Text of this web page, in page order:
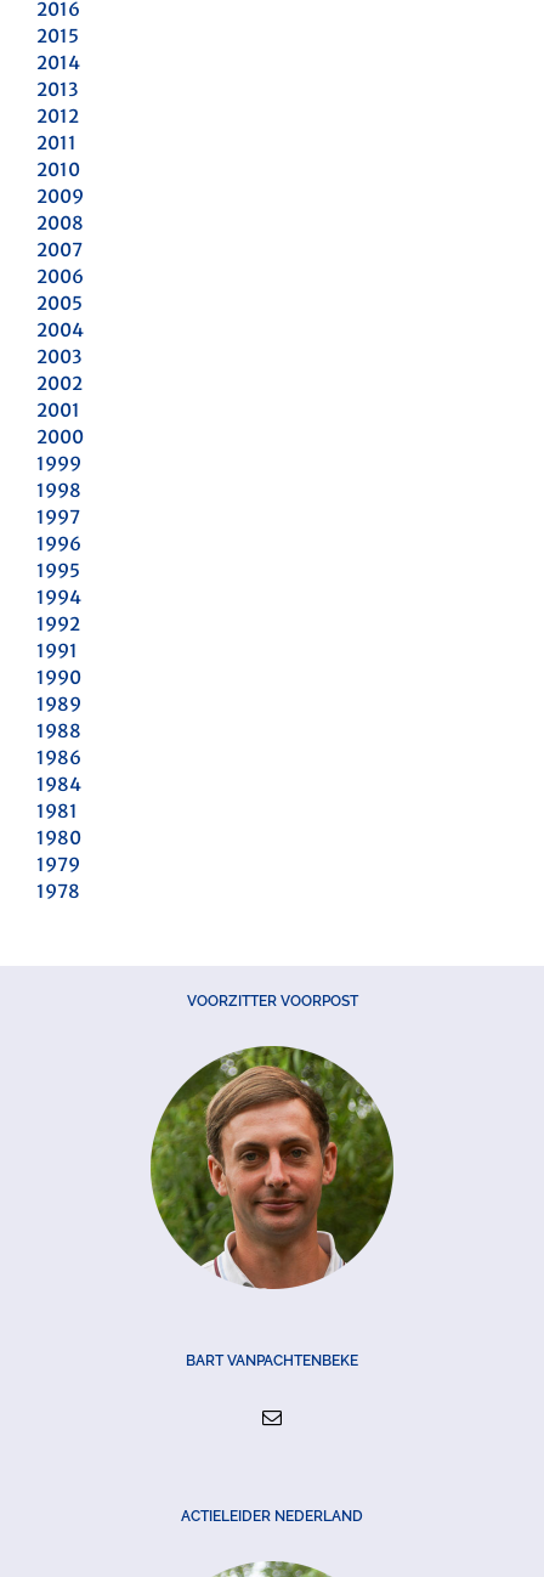
2016
2015
2014
2013
2012
2011
2010
2009
2008
2007
2006
2005
2004
2003
2002
2001
2000
1999
1998
1997
1996
1995
1994
1992
1991
1990
1989
1988
1986
1984
1981
1980
1979
1978
VOORZITTER VOORPOST
BART VANPACHTENBEKE
ACTIELEIDER NEDERLAND